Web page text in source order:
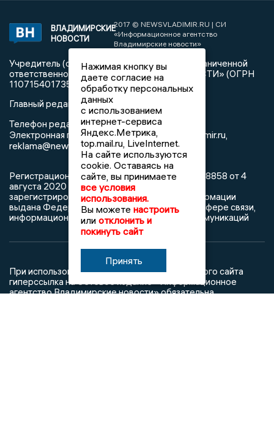
ВЛАДИМИРСКИЕ
НОВОСТИ
2017 © NEWSVLADIMIR.RU | СИ
«Информационное агентство
Владимирские новости»
Учредитель (соучредители): Общество с ограниченной
ответственностью «РЕГИОНАЛЬНЫЕ НОВОСТИ» (ОГРН
1107154017354)
Главный редактор: Мазов С. А.
Телефон редакции:8 (4922) 666916
Электронная почта редакции:info@newsvladimir.ru,
reklama@newsvladimir.ru
Регистрационный номер: серия Эл № ФС77-78858 от 4
августа 2020 г. согласно выписке из реестра
зарегистрированных средств массовой информации
выдана Федеральной службой по надзору в сфере связи,
информационных технологий и массовых коммуникаций
При использовании любого материала с данного сайта
гиперссылка на Сетевое издание «Информационное
агентство Владимирские новости» обязательна.
Нажимая кнопку вы
даете согласие на
обработку персональных
данных
с использованием
интернет-сервиса
Яндекс.Метрика,
top.mail.ru, LiveInternet.
На сайте используются
cookie. Оставаясь на
сайте, вы принимаете
все условия
использования.
Вы можете настроить
или отклонить и
покинуть сайт
Принять